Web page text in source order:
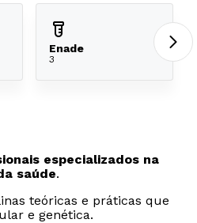
Enade
3
especializados na
saúde.
teóricas e práticas que
e genética.